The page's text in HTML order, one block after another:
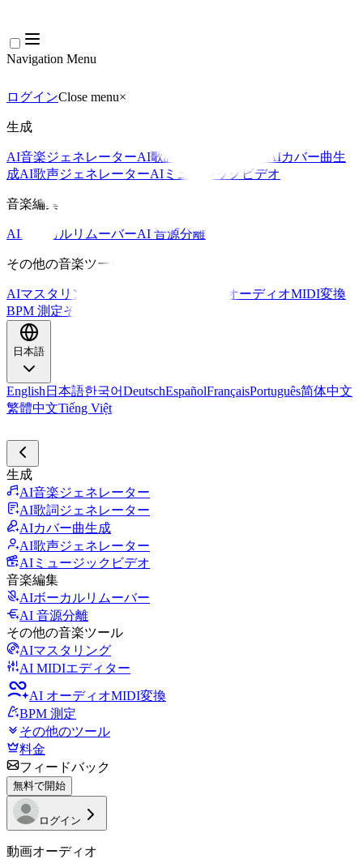
Navigation Menu
ログインClose menu×
生成
AI音楽ジェネレーターAI歌詞ジェネレーター
AIカバー曲生
成AI歌声ジェネレーターAIミュージックビデオ
音楽編集
AIボーカルリムーバーAI 音源分離
その他の音楽ツール
AIマスタリング
AI オーディオMIDI変換
BPM 測定その他のツール
日本語
English 日本語한국어DeutschEspañolFrançaisPortuguês简体中文
繁體中文Tiếng Việt
生成
AI音楽ジェネレーター
AI歌詞ジェネレーター
AIカバー曲生成
AI歌声ジェネレーター
AIミュージックビデオ
音楽編集
AIボーカルリムーバー
AI 音源分離
その他の音楽ツール
AIマスタリング
AI MIDIエディター
AI オーディオMIDI変換
BPM 測定
その他のツール
料金
フィードバック
無料で開始
ログイン
動画オーディオ